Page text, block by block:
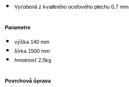
Vyrobená z kvalitného oceľového plechu 0,7 mm
Parametre
výška 140 mm
šírka 1500 mm
hmotnosť 2,5kg
Povrchová úprava